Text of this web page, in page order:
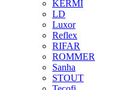
KERMI
LD
Luxor
Reflex
RIFAR
ROMMER
Sanha
STOUT